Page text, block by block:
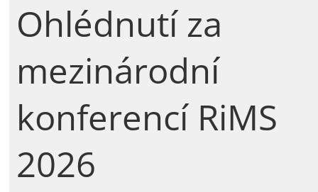
Ohlédnutí za
mezinárodní
konferencí RiMS
2026